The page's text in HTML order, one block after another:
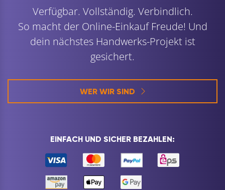
Verfügbar. Vollständig. Verbindlich.
So macht der Online-Einkauf Freude! Und
dein nächstes Handwerks-Projekt ist
gesichert.
WER WIR SIND
EINFACH UND SICHER BEZAHLEN: